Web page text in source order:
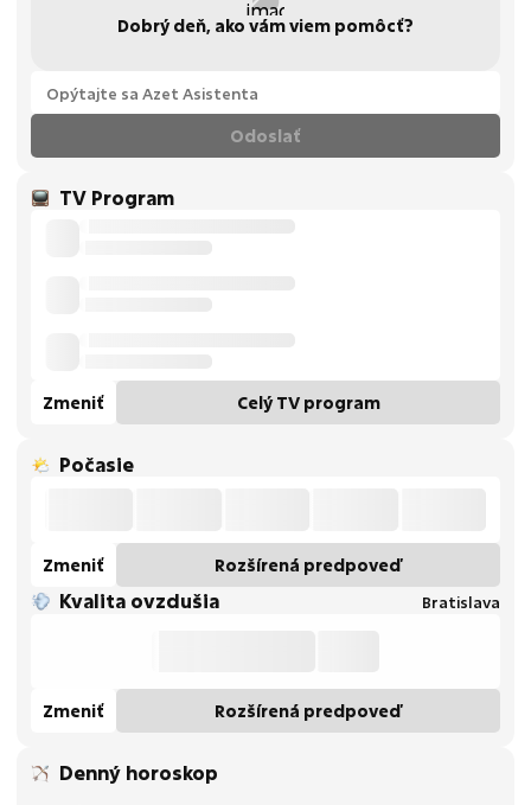
Dobrý deň, ako vám viem pomôcť?
Odoslať
TV Program
Zmeniť Celý TV program
Počasie
Zmeniť Rozšírená predpoveď
Kvalita ovzdušia Bratislava
Zmeniť Rozšírená predpoveď
Denný horoskop